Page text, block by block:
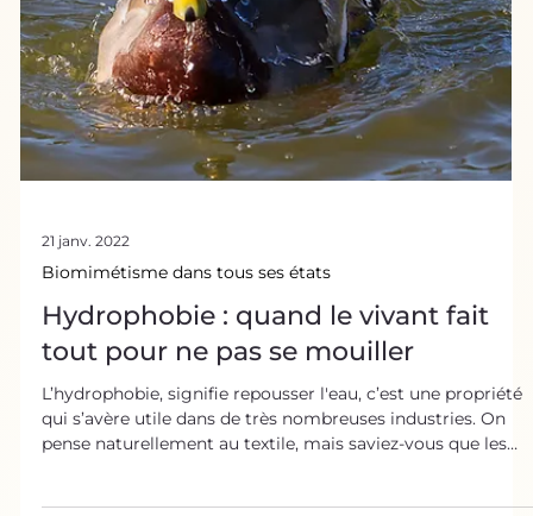
Biomimétisme et cybersécurité :
Quand la nature joue les hackeurs !
La cybersécurité désigne les stratégies mises en place
pour défendre un système informatique. De la même
manière, dans la nature, tous les organismes, de la plus
petite cellule aux plus grands groupes d’individus, doivent
d'évolution, doit donc nous inspirer en cybersécurité. La
cybersécurité, un secteur qui prend de l'ampleur